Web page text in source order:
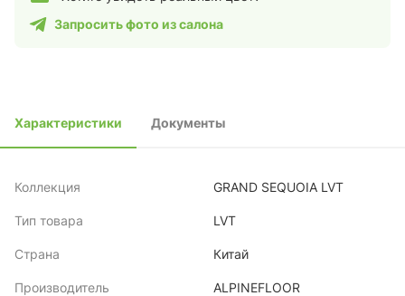
Запросить фото из салона
Характеристики Документы
Коллекция GRAND SEQUOIA LVT
Тип товара LVT
Страна Китай
Производитель ALPINEFLOOR